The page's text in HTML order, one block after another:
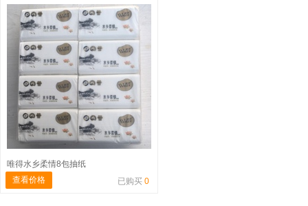
唯得水乡柔情8包抽纸
查看价格
已购买 0